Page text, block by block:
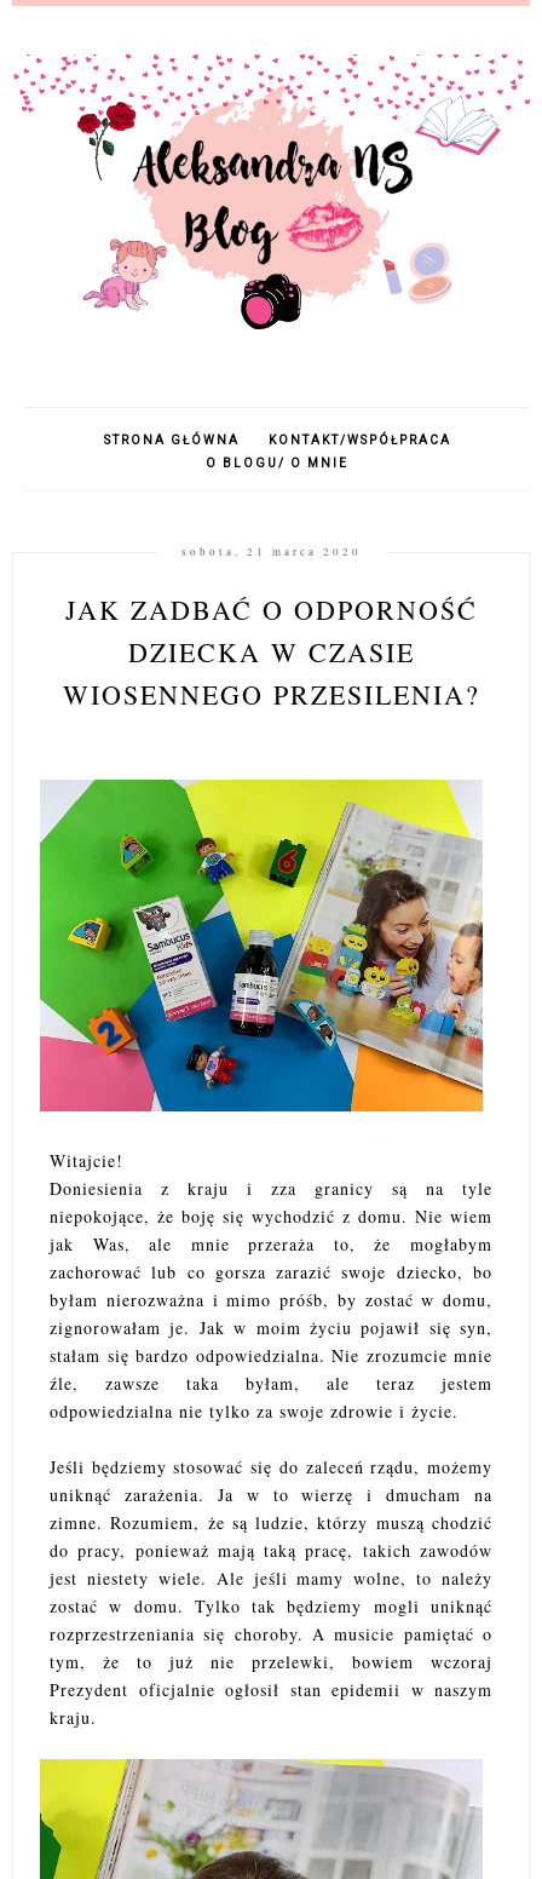
STRONA GŁÓWNA
KONTAKT/WSPÓŁPRACA
O BLOGU/ O MNIE
sobota, 21 marca 2020
JAK ZADBAĆ O ODPORNOŚĆ
DZIECKA W CZASIE
WIOSENNEGO PRZESILENIA?
Witajcie!
Doniesienia z kraju i zza granicy są na tyle
niepokojące, że boję się wychodzić z domu. Nie wiem
jak Was, ale mnie przeraża to, że mogłabym
zachorować lub co gorsza zarazić swoje dziecko, bo
byłam nierozważna i mimo próśb, by zostać w domu,
zignorowałam je. Jak w moim życiu pojawił się syn,
stałam się bardzo odpowiedzialna. Nie zrozumcie mnie
źle, zawsze taka byłam, ale teraz jestem
odpowiedzialna nie tylko za swoje zdrowie i życie.
Jeśli będziemy stosować się do zaleceń rządu, możemy
uniknąć zarażenia. Ja w to wierzę i dmucham na
zimne. Rozumiem, że są ludzie, którzy muszą chodzić
do pracy, ponieważ mają taką pracę, takich zawodów
jest niestety wiele. Ale jeśli mamy wolne, to należy
zostać w domu. Tylko tak będziemy mogli uniknąć
rozprzestrzeniania się choroby. A musicie pamiętać o
tym, że to już nie przelewki, bowiem wczoraj
Prezydent oficjalnie ogłosił stan epidemii w naszym
kraju.